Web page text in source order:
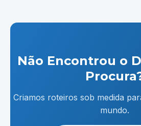
Não Encontrou o
Criamos roteiros sob medida
mundo.